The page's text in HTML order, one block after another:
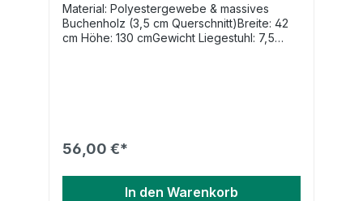
Material: Polyestergewebe & massives
Buchenholz (3,5 cm Querschnitt)Breite: 42
cm Höhe: 130 cmGewicht Liegestuhl: 7,5
56,00 €*
In den Warenkorb